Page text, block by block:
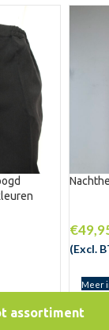
€
(Excl.
Meer
assortiment